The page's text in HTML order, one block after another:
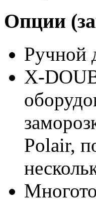
Опции
Ручной
X-
Polair,